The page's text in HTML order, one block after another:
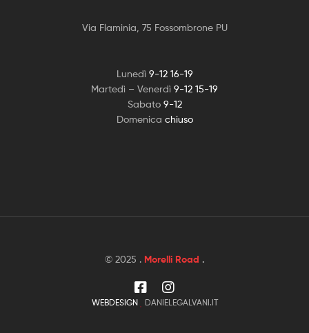
Via Flaminia, 75 Fossombrone PU
Lunedì 9-12 16-19
Martedì – Venerdì 9-12 15-19
Sabato 9-12
Domenica chiuso
© 2025 . Morelli Road .
WEBDESIGN DANIELEGALVANI.IT